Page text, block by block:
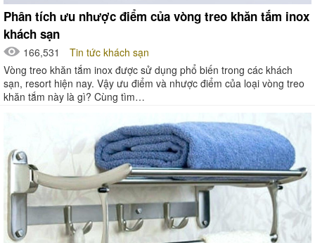
Phân tích ưu nhược điểm của vòng treo khăn tắm inox
khách sạn
166,531
Tin tức khách sạn
Vòng treo khăn tắm inox được sử dụng phổ biến trong các khách
sạn, resort hiện nay. Vậy ưu điểm và nhược điểm của loại vòng treo
khăn tắm này là gì? Cùng tìm…